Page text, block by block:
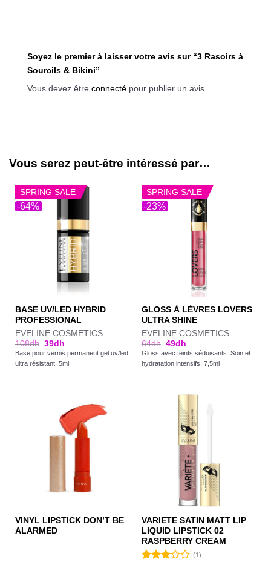
Soyez le premier à laisser votre avis sur “3 Rasoirs à
Sourcils & Bikini”
Vous devez être connecté pour publier un avis.
Vous serez peut-être intéressé par…
-64%
SPRING SALE
BASE UV/LED HYBRID
PROFESSIONAL
EVELINE COSMETICS
108dh 39dh
Base pour vernis permanent gel uv/led
ultra résistant. 5ml
-23%
SPRING SALE
GLOSS À LÈVRES LOVERS
ULTRA SHINE
EVELINE COSMETICS
64dh 49dh
Gloss avec teints séduisants. Soin et
hydratation intensifs. 7,5ml
VINYL LIPSTICK DON’T BE
ALARMED
VARIETE SATIN MATT LIP
LIQUID LIPSTICK 02
RASPBERRY CREAM
(1)